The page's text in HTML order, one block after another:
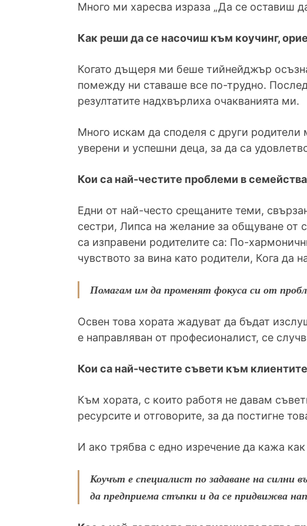
Много ми харесва израза „Да се оставиш
Как реши да се насочиш към коучинг,
Когато дъщеря ми беше тийнейджър
помежду ни ставаше все по-трудно.
резултатите надхвърлиха очакванията ми.
Много искам да споделя с други родители
уверени и успешни деца, за да са
Кои са най-честите проблеми в
Едни от най-често срещаните теми,
сестри, Липса на желание за общуване от
са изправени родителите са: По-
чувството за вина като родители, Кога
Помагам им да променят фокуса си от
Освен това хората жадуват да бъдат
е направляван от професионалист, се
Кои са най-честите съвети към
Към хората, с които работя не давам
ресурсите и отговорите, за да постигне
И ако трябва с едно изречение да кажа как
Коучът е специалист по задаване на силни
да предприема стъпки и да се придвижва